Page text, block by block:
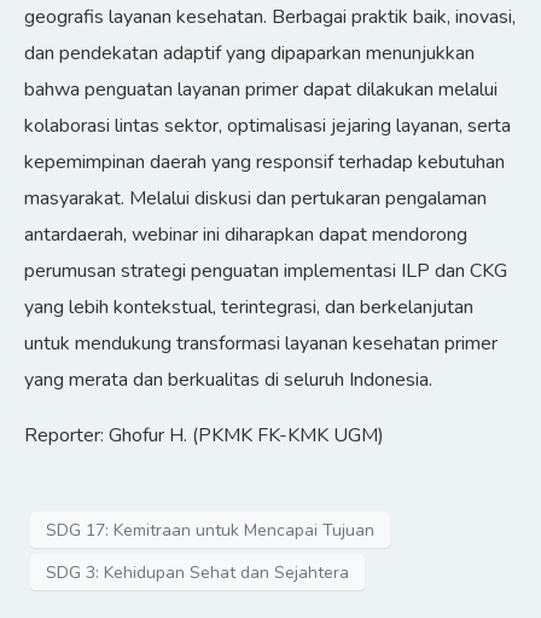
geografis layanan kesehatan. Berbagai praktik baik, inovasi,
dan pendekatan adaptif yang dipaparkan menunjukkan
bahwa penguatan layanan primer dapat dilakukan melalui
kolaborasi lintas sektor, optimalisasi jejaring layanan, serta
kepemimpinan daerah yang responsif terhadap kebutuhan
masyarakat. Melalui diskusi dan pertukaran pengalaman
antardaerah, webinar ini diharapkan dapat mendorong
perumusan strategi penguatan implementasi ILP dan CKG
yang lebih kontekstual, terintegrasi, dan berkelanjutan
untuk mendukung transformasi layanan kesehatan primer
yang merata dan berkualitas di seluruh Indonesia.
Reporter: Ghofur H. (PKMK FK-KMK UGM)
SDG 17: Kemitraan untuk Mencapai Tujuan
SDG 3: Kehidupan Sehat dan Sejahtera